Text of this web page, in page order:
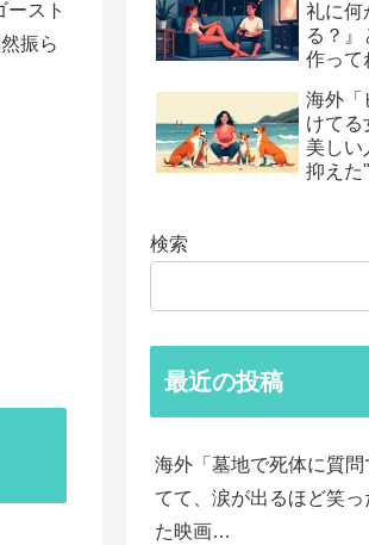
スト
振ら
礼に何
る？
作って
る男
海外「
けてる
美しい
抑えた
検索
最近の投稿
海外「墓地で死体に質
てて、涙が出るほど笑
た映画…